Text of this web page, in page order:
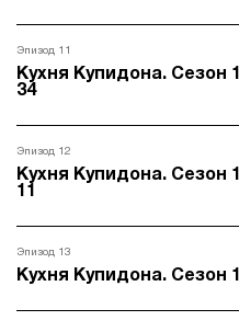
Эпизод 11
Кухня Купидона. Сезон
34
Эпизод 12
Кухня Купидона. Сезон
11
Эпизод 13
Кухня Купидона. Сезон